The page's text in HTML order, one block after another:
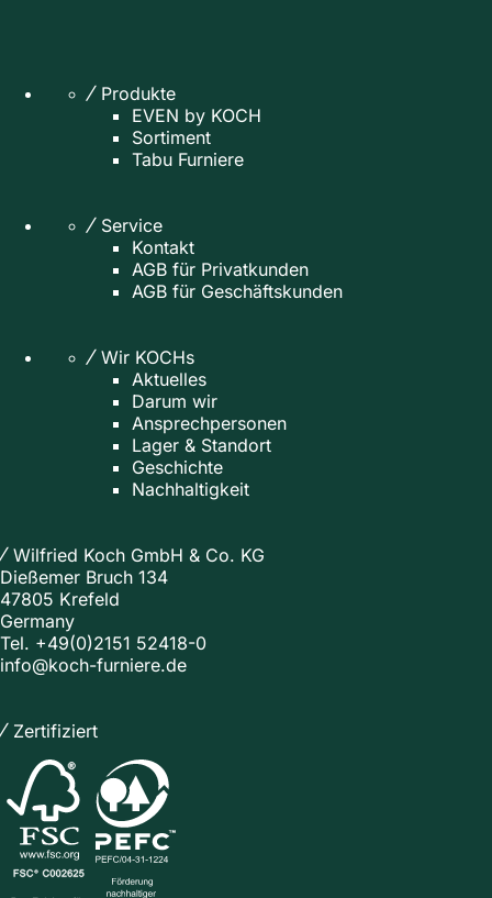
Produkte
EVEN by KOCH
Sortiment
Tabu Furniere
Service
Kontakt
AGB für Privatkunden
AGB für Geschäftskunden
Wir KOCHs
Aktuelles
Darum wir
Ansprechpersonen
Lager & Standort
Geschichte
Nachhaltigkeit
Wilfried Koch GmbH & Co. KG
Dießemer Bruch 134
47805 Krefeld
Germany
Tel. +49(0)2151 52418-0
info@koch-furniere.de
Zertifiziert